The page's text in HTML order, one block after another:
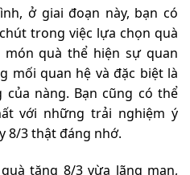
ở giai đoạn này, bạn có
trong việc lựa chọn quà
quà thể hiện sự quan
mối quan hệ và đặc biệt là
nàng. Bạn cũng có thể
với những trải nghiệm ý
8/3 thật đáng nhớ.
tặng 8/3 vừa lãng mạn,